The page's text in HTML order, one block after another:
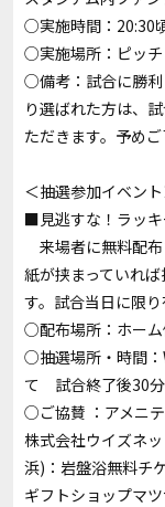
○実施時間：20:30
○実施場所：ピッチ
○備考：試合に勝利
り選ばれた方は、
ただきます。予めご
＜抽選参加イベン
■見逃すな！ラッキ
来場者に無料配
紙が挟まっていれ
す。試合当日に限り
○配布場所：ホー
○抽選場所・時間：
て 試合終了後30
○ご協賛 ：アメニ
株式会社ウイズネッ
浜)：岩盤浴無料チ
ギフトショップマ